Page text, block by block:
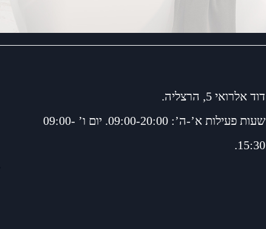
דוד אלרואי 5, הרצליה.
שעות פעילות א’-ה’: 09:00-20:00. יום ו’ 09:00-
15:30.